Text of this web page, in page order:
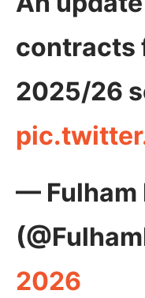
contracts
2025/26
— Fulham
2026